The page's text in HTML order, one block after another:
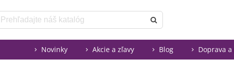
Novinky Akcie a zľavy Blog Doprava